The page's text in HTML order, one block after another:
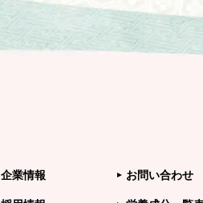
企業情報 お問い合わせ